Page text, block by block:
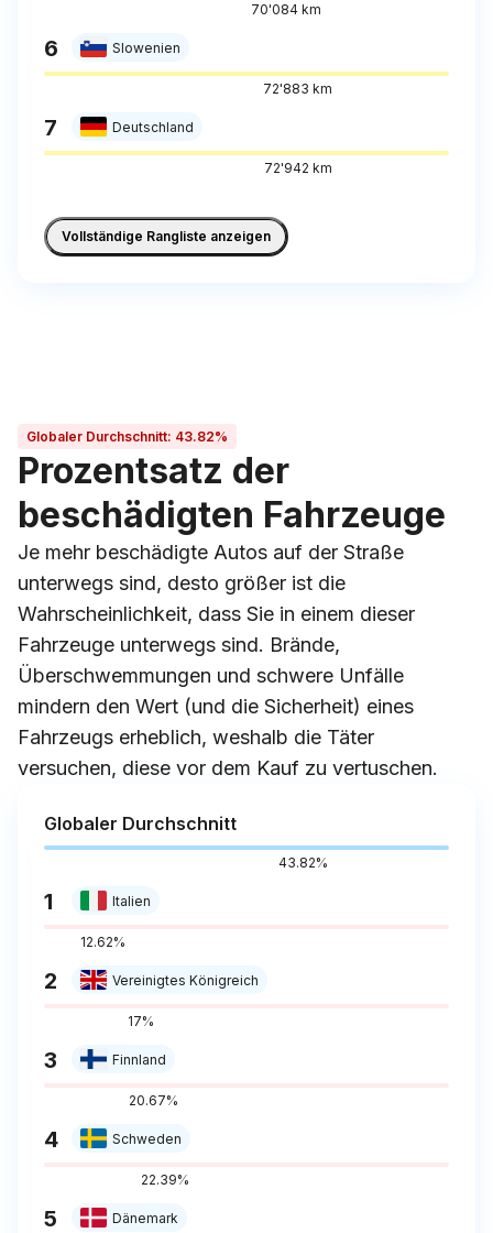
70'084 km
6 Slowenien
72'883 km
7 Deutschland
72'942 km
Vollständige Rangliste anzeigen
Globaler Durchschnitt: 43.82%
Prozentsatz der
beschädigten Fahrzeuge
Je mehr beschädigte Autos auf der Straße
unterwegs sind, desto größer ist die
Wahrscheinlichkeit, dass Sie in einem dieser
Fahrzeuge unterwegs sind. Brände,
Überschwemmungen und schwere Unfälle
mindern den Wert (und die Sicherheit) eines
Fahrzeugs erheblich, weshalb die Täter
versuchen, diese vor dem Kauf zu vertuschen.
Globaler Durchschnitt
43.82%
1 Italien
12.62%
2 Vereinigtes Königreich
17%
3 Finnland
20.67%
4 Schweden
22.39%
5 Dänemark